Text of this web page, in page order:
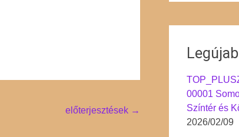
előterjesztések →
00001
Színtér és
2026/02/09